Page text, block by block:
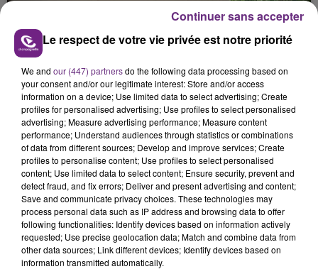
LE MAGASIN JOUÉCLUB DE REIMS FERME
SES PORTES
C'était l'une des institutions du centre-ville
rémois. Le magasin JouéClub est contraint de
fermer ses portes.
TITRES DIFFUSÉS
15h38
15h38 15h32
15h32
Le respect de votre vie privée est notre priorité
We and our (447) partnersdo the following data processing based on
your consent and/or our legitimate interest: Store and/or access
information on a device; Use limited data to select advertising; Create
profiles for personalised advertising; Use profiles to select personalised
advertising; Measure advertising performance; Measure content
performance; Understand audiences through statistics or combinations
of data from different sources; Develop and improve services; Create
profiles to personalise content; Use profiles to select personalised
content; Use limited data to select content; Ensure security, prevent and
detect fraud, and fix errors; Deliver and present advertising and content;
Save and communicate privacy choices. These technologies may
process personal data such as IP address and browsing data to offer
following functionalities: Identify devices based on information actively
requested; Use precise geolocation data; Match and combine data from
other data sources; Link different devices; Identify devices based on
information transmitted automatically.
Continuer sans accepter